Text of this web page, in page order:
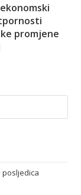
promjene
posljedica